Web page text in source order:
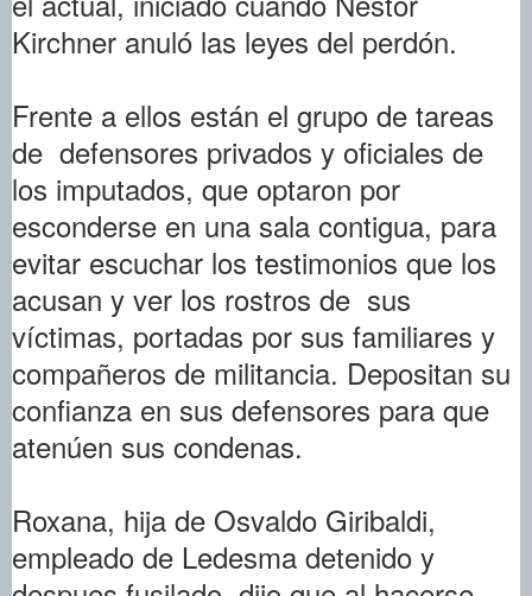
Kirchner anuló las leyes del perdón.
Frente a ellos están el grupo de tareas
de defensores privados y oficiales de
los imputados, que optaron por
esconderse en una sala contigua, para
evitar escuchar los testimonios que los
acusan y ver los rostros de sus
víctimas, portadas por sus familiares y
compañeros de militancia. Depositan su
confianza en sus defensores para que
atenúen sus condenas.
Roxana, hija de Osvaldo Giribaldi,
empleado de Ledesma detenido y